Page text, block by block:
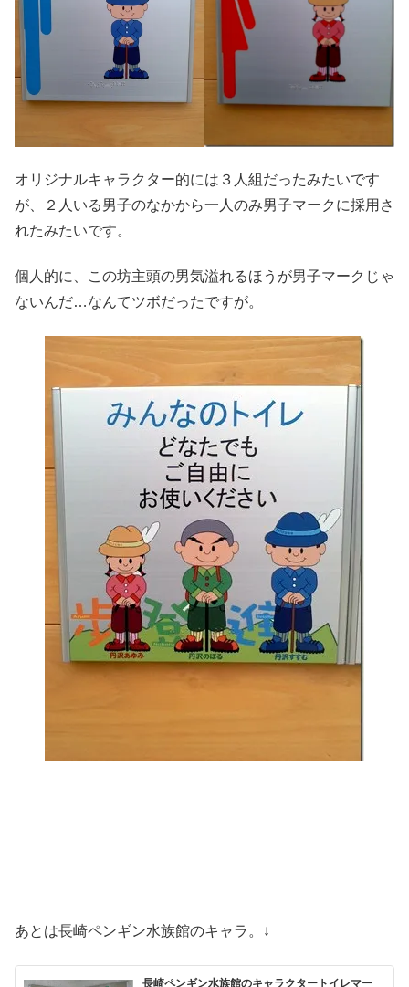
オリジナルキャラクター的には３人組だったみたいです
が、２人いる男子のなかから一人のみ男子マークに採用さ
れたみたいです。
個人的に、この坊主頭の男気溢れるほうが男子マークじゃ
ないんだ…なんてツボだったですが。
あとは長崎ペンギン水族館のキャラ。↓
長崎ペンギン水族館のキャラクタートイレマー